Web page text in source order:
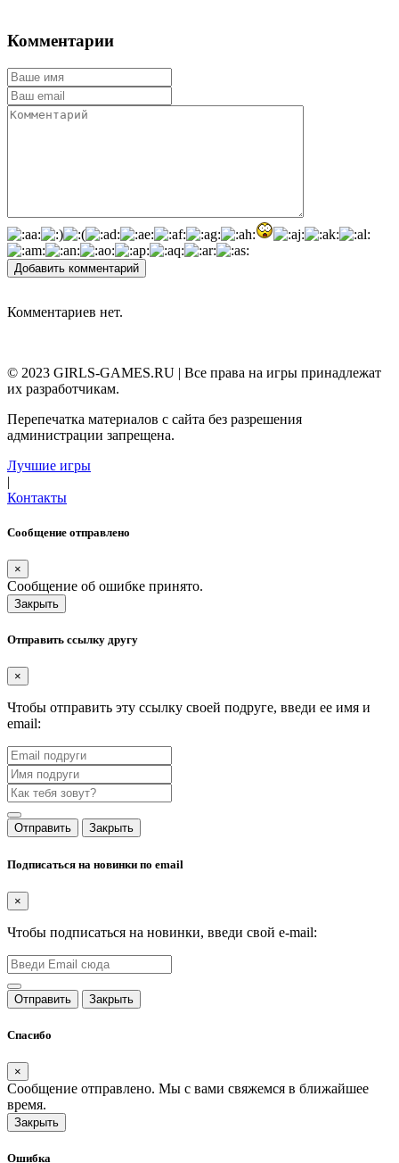
Комментарии
Добавить комментарий
Комментариев нет.
© 2023 GIRLS-GAMES.RU | Все права на игры принадлежат
их разработчикам.
Перепечатка материалов с сайта без разрешения
администрации запрещена.
Лучшие игры
|
Контакты
Сообщение отправлено
×
Сообщение об ошибке принято.
Закрыть
Отправить ссылку другу
×
Чтобы отправить эту ссылку своей подруге, введи ее имя и
email:
Отправить Закрыть
Подписаться на новинки по email
×
Чтобы подписаться на новинки, введи свой e-mail:
Отправить Закрыть
Спасибо
×
Сообщение отправлено. Мы с вами свяжемся в ближайшее
время.
Закрыть
Ошибка